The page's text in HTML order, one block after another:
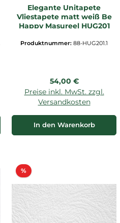
Elegante Unitapete
Vliestapete matt weiß Be
Happy Masureel HUG201
Produktnummer: 88-HUG201.1
Regulärer Preis:
54,00 €
Preise inkl. MwSt. zzgl.
Versandkosten
In den Warenkorb
%Rabatt